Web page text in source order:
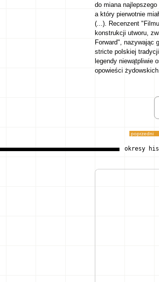
do miana
a który pierwotnie
(...). Recenzent
konstrukcji utworu,
Forward", nazywając
stricte polskiej
legendy niewątpliwie
opowieści
poprzedni
okresy